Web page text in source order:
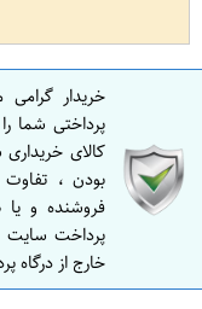
خریدار
پرداختی شما
کالای
بودن ، تفاوت
فروشنده و
پرداخت سایت
خارج از درگاه